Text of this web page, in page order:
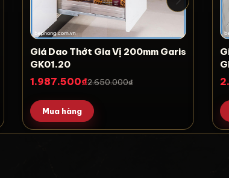
Giá Dao Thớt Gia Vị 200mm Garis
GK01.20
1.987.500₫2.650.000₫
Mua hàng